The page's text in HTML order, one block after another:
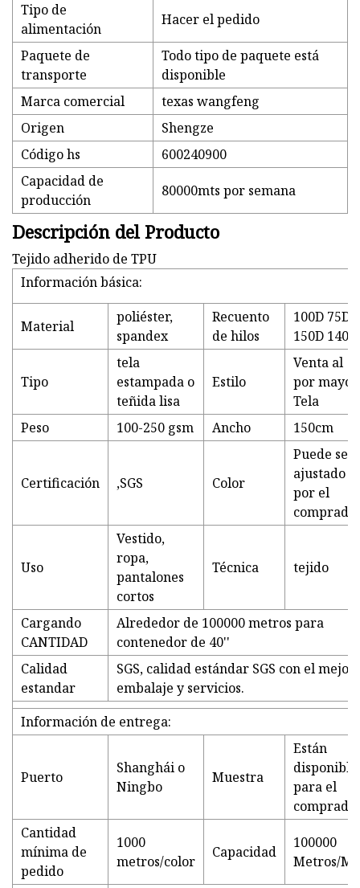
Tipo de
alimentación
Hacer el pedido
Paquete de
transporte
Todo tipo de paquete está
disponible
Marca comercial
texas wangfeng
Origen
Shengze
Código hs
600240900
Capacidad de
producción
80000mts por semana
Descripción del Producto
Tejido adherido de TPU
Información básica:
Material
poliéster,
spandex
Recuento
de hilos
100D 75D
150D 140D
Tipo
tela
estampada o
teñida lisa
Estilo
Venta al
por mayor
Tela
Peso
100-250 gsm Ancho 150cm
Certificación ,SGS Color
Puede ser
ajustado
por el
Uso
Vestido,
ropa,
pantalones
cortos
Técnica tejido
Cargando
CANTIDAD
Alrededor de 100000 metros para
contenedor de 40''
Calidad
estandar
SGS, calidad estándar SGS con el mejor
embalaje y servicios.
Información de entrega:
Puerto
Shanghái o
Ningbo
Muestra
Están
para el
Cantidad
mínima de
pedido
1000
metros/color
Capacidad
100000
Metros/